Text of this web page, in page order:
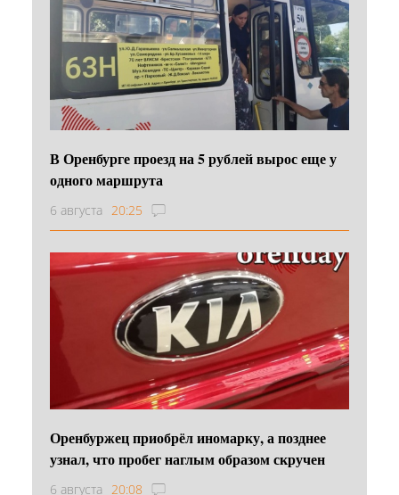
В Оренбурге проезд на 5 рублей вырос еще у
одного маршрута
6 августа 20:25
Оренбуржец приобрёл иномарку, а позднее
узнал, что пробег наглым образом скручен
6 августа 20:08